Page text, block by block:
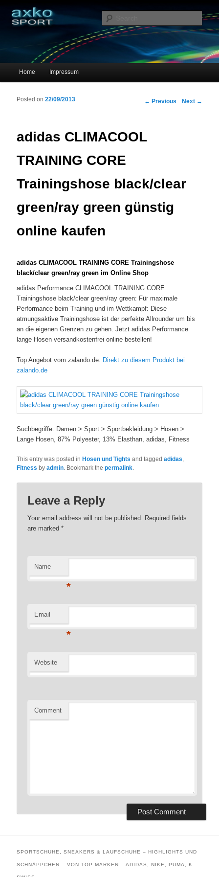
axko-sport – Sportschuhe online
Main menu
Skip to primary content
Skip to secondary content
Home Impressum
Post navigation
← Previous Next →
adidas CLIMACOOL
TRAINING CORE
Trainingshose black/clear
green/ray green günstig
online kaufen
Posted on22/09/2013
adidas CLIMACOOL TRAINING CORE Trainingshose
black/clear green/ray green im Online Shop
adidas Performance CLIMACOOL TRAINING CORE
Trainingshose black/clear green/ray green: Für maximale
Performance beim Training und im Wettkampf: Diese
atmungsaktive Trainingshose ist der perfekte Allrounder um bis
an die eigenen Grenzen zu gehen. Jetzt adidas Performance
lange Hosen versandkostenfrei online bestellen!
Top Angebot vom zalando.de: Direkt zu diesem Produkt bei
zalando.de
Suchbegriffe: Damen > Sport > Sportbekleidung > Hosen >
Lange Hosen, 87% Polyester, 13% Elasthan, adidas, Fitness
This entry was posted inHosen und Tights and taggedadidas,
Fitness byadmin. Bookmark thepermalink.
Leave a Reply
Your email address will not be published. Required fields
are marked*
Name
*
Email
*
Website
Comment
SPORTSCHUHE, SNEAKERS & LAUFSCHUHE – HIGHLIGHTS UND
SCHNÄPPCHEN – VON TOP MARKEN – ADIDAS, NIKE, PUMA, K-